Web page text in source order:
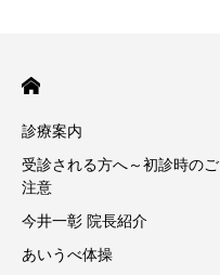
診療案内
受診される方へ～初診時のご
注意
今井一彰 院長紹介
あいうべ体操